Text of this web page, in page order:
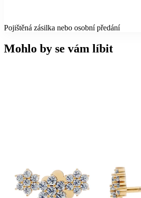
Pojištěná zásilka nebo osobní předání
Mohlo by se vám líbit